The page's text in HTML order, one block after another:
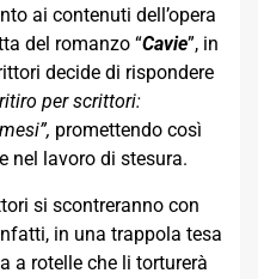
ai contenuti dell’opera
del romanzo “Cavie”, in
decide di rispondere
ritiro per scrittori:
promettendo così
nel lavoro di stesura.
si scontreranno con
in una trappola tesa
a rotelle che li torturerà